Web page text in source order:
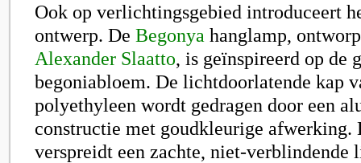
Ook op verlichtingsgebied introduceert
ontwerp. De Begonya hanglamp,
Alexander Slaatto, is geïnspireerd op de
begoniabloem. De lichtdoorlatende kap
polyethyleen wordt gedragen door een
constructie met goudkleurige afwerking.
verspreidt een zachte, niet-verblindende